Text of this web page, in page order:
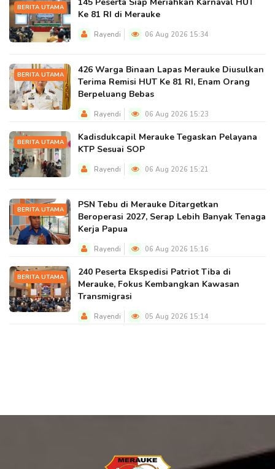
BERITA UTAMA
Ke 81 RI di Merauke
Rayendi 06 Aug 2026 15:34
BERITA UTAMA
426 Warga Binaan Lapas Merauke Diusulkan
Terima Remisi HUT Ke 81 RI, Enam Orang
Berpeluang Bebas
Rayendi 06 Aug 2026 15:23
BERITA UTAMA
Kadisdukcapil Merauke Tegaskan Pelayana
KTP Sesuai SOP
Rayendi 06 Aug 2026 15:21
BERITA UTAMA
PSN Tebu di Merauke Ditargetkan
Beroperasi 2027, Serap Lebih Banyak Tenaga
Kerja Papua
Rayendi 06 Aug 2026 15:16
BERITA UTAMA
240 Peserta Ekspedisi Patriot Tiba di
Merauke, Fokus Kembangkan Kawasan
Transmigrasi
Rayendi 05 Aug 2026 15:14